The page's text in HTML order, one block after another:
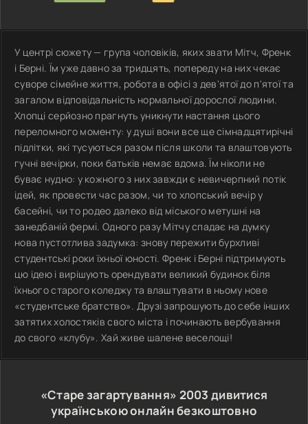
У центрі сюжету — група чоловіків, яких звати Мітч, Френк
і Берні. Їм уже давно за тридцять, попереду на них чекає
суворе сімейне життя, робота в офісі з дев'ятої до п'ятої та
загалом відповідальність нормальної дорослої людини.
Хлопці серйозно прагнуть уникнути настання цього
переломного моменту: у душі вони все ще сімнадцятирічні
підлітки, які тусуються разом після школи та влаштовують
гучні вечірки, поки батьків немає вдома. Їм ніколи не
буває нудно: у кожного з них завжди є невичерпний потік
ідей, як провести час разом, чи то хлопський вечір у
басейні, чи то родео далеко від міського метушні на
занедбаній фермі. Одного разу Мітчу спадає на думку
нова пустотлива задумка: знову пережити бурхливі
студентські роки їхньої юності. Френк і Берні підтримують
цю ідею і вирішують орендувати великий будинок біля
їхнього старого коледжу та влаштувати в ньому нове
«студентське братство». Друзі запрошують до себе інших
затятих холостяків свого міста і починають вербування
до свого «клубу». Хай живе шалене веселощі!
«Старе загартування» 2003 дивитися
українською онлайн безкоштовно